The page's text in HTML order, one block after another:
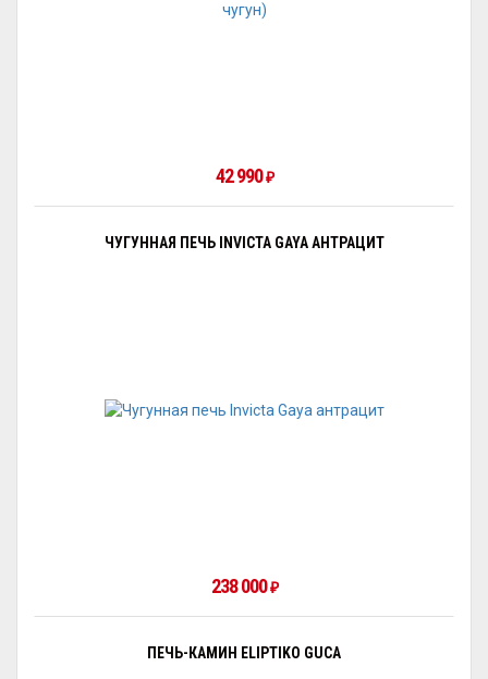
42 990 ₽
ЧУГУННАЯ ПЕЧЬ INVICTA GAYA АНТРАЦИТ
238 000 ₽
ПЕЧЬ-КАМИН ELIPTIKO GUCA